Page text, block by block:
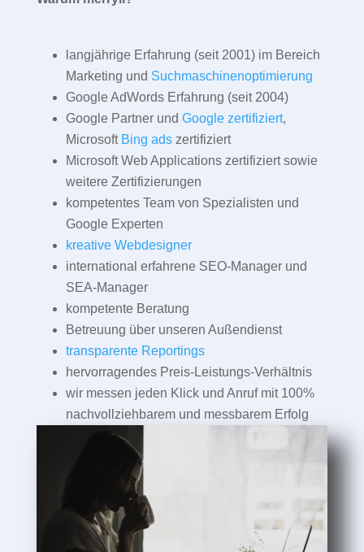
langjährige Erfahrung (seit 2001) im Bereich
Marketing und Suchmaschinenoptimierung
Google AdWords Erfahrung (seit 2004)
Google Partner und Google zertifiziert,
Microsoft Bing adszertifiziert
Microsoft Web Applications zertifiziert sowie
weitere Zertifizierungen
kompetentes Team von Spezialisten und
Google Experten
kreative Webdesigner
international erfahrene SEO-Manager und
SEA-Manager
kompetente Beratung
Betreuung über unseren Außendienst
transparente Reportings
hervorragendes Preis-Leistungs-Verhältnis
wir messen jeden Klick und Anruf mit 100%
nachvollziehbarem und messbarem Erfolg